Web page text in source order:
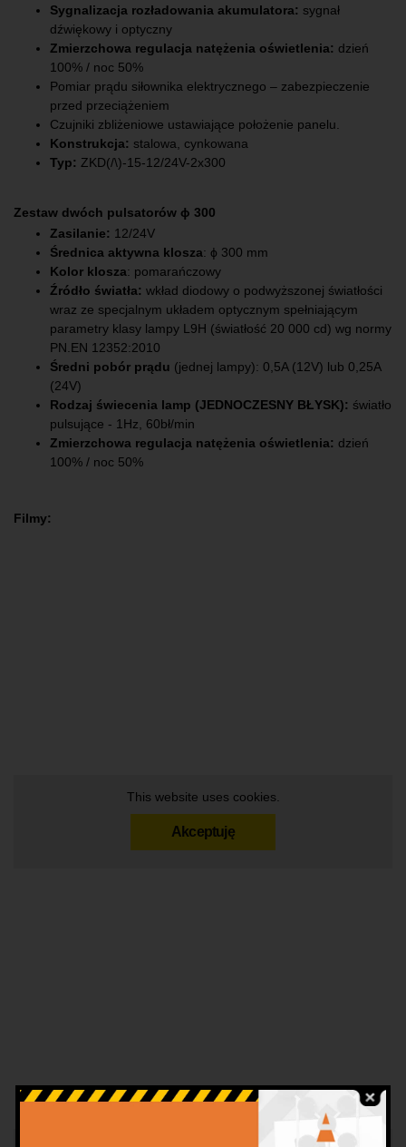
Sygnalizacja rozładowania akumulatora: sygnał
dźwiękowy i optyczny
Zmierzchowa regulacja natężenia oświetlenia: dzień
100% / noc 50%
Pomiar prądu siłownika elektrycznego – zabezpieczenie
przed przeciążeniem
Czujniki zbliżeniowe ustawiające położenie panelu.
Konstrukcja: stalowa, cynkowana
Typ: ZKD(/\)-15-12/24V-2x300
Zestaw dwóch pulsatorów ϕ 300
Zasilanie: 12/24V
Średnica aktywna klosza: ϕ 300 mm
Kolor klosza: pomarańczowy
Źródło światła: wkład diodowy o podwyższonej światłości
wraz ze specjalnym układem optycznym spełniającym
parametry klasy lampy L9H (światłość 20 000 cd) wg normy
PN.EN 12352:2010
Średni pobór prądu (jednej lampy): 0,5A (12V) lub 0,25A
(24V)
Rodzaj świecenia lamp (JEDNOCZESNY BŁYSK): światło
pulsujące - 1Hz, 60bł/min
Zmierzchowa regulacja natężenia oświetlenia: dzień
100% / noc 50%
Filmy:
This website uses cookies.
Akceptuję